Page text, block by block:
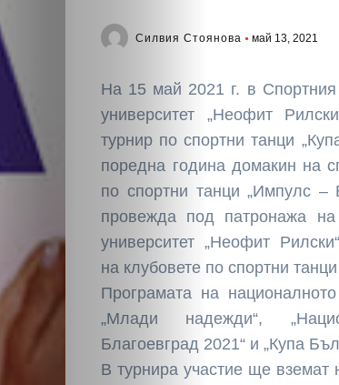
Силвия Стоянова май 13, 2021
На 15 май 2021 г. в
университет „Неофит
турнир по спортни танци
поредна година домакин на
по спортни танци „Импулс –
провежда под патронажа
университет „Неофит
на клубовете по спортни
Програмата на
„Млади надежди“,
Благоевград 2021“ и „Купа
В турнира участие ще вземат